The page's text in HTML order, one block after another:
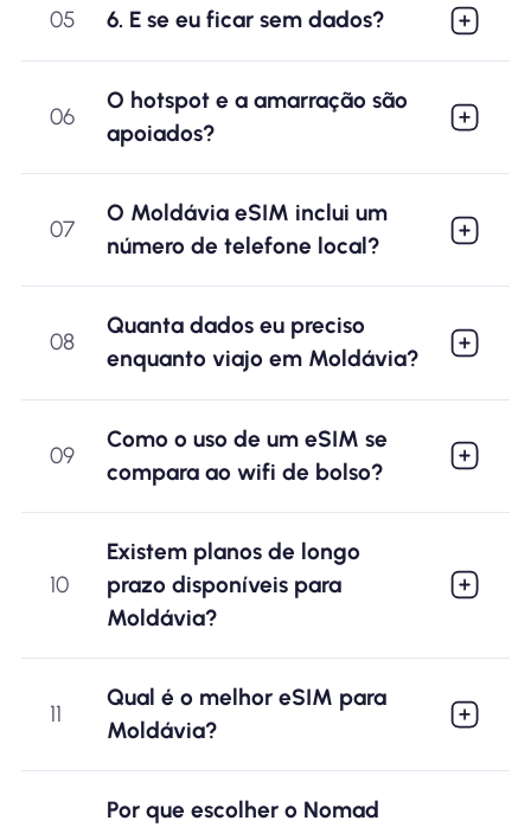
05 6. E se eu ficar sem dados?
06
O hotspot e a amarração são
apoiados?
07
O Moldávia eSIM inclui um
número de telefone local?
08
Quanta dados eu preciso
enquanto viajo em Moldávia?
09
Como o uso de um eSIM se
compara ao wifi de bolso?
10
Existem planos de longo
prazo disponíveis para
Moldávia?
11
Qual é o melhor eSIM para
Moldávia?
Por que escolher o Nomad